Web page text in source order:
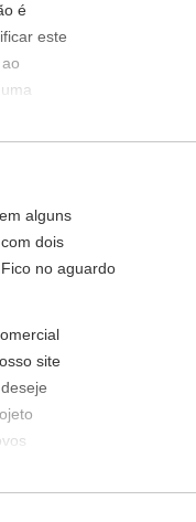
é
este
alguns
dois
no aguardo
site
o